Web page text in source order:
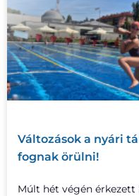
Változások a nyári
fognak örülni!
Múlt hét végén érkezett